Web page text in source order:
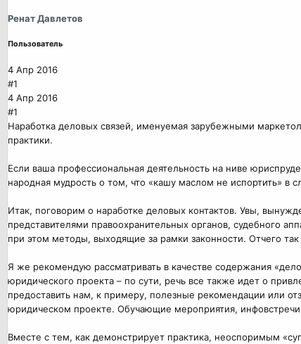
Ренат Давлетов
Пользователь
4 Апр 2016
#1
4 Апр 2016
#1
Наработка деловых связей, именуемая зарубежными
практики.
Если ваша профессиональная деятельность на ниве
народная мудрость о том, что «кашу маслом не испортить» в
Итак, поговорим о наработке деловых контактов. Увы,
представителями правоохранительных органов, судебного
при этом методы, выходящие за рамки законности. Отчего
Я же рекомендую рассматривать в качестве содержания
юридического проекта – по сути, речь все также идет о
предоставить нам, к примеру, полезные рекомендации или
юридическом проекте. Обучающие мероприятия,
Вместе с тем, как демонстрирует практика, неоспоримым